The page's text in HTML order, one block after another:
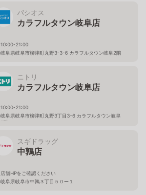
パシオス
カラフルタウン岐阜店
10:00-21:00
岐阜県岐阜市柳津町丸野3-3-6 カラフルタウン岐阜2階
ニトリ
カラフルタウン岐阜店
10:00-21:00
岐阜県岐阜市柳津町丸野3丁目3-6 カラフルタウン岐阜
2階
スギドラッグ
中鶉店
店舗HPをご確認ください
岐阜県岐阜市中鶉３丁目５０ー１